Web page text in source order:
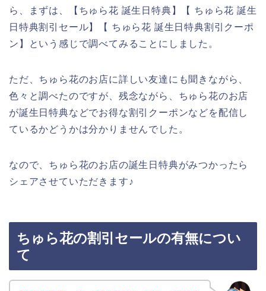
ら、まずは、【ちゅら花 誕生日特典】【 ちゅら花 誕生
日特典割引セール】【 ちゅら花 誕生日特典割引クーポ
ン】という感じで調べてみることにしました。
ただ、ちゅら花のお店に詳しい友達にも聞きながら、
色々と調べたのですが、残念ながら、ちゅら花のお店
が誕生日特典などでお得な割引クーポンなどを配信し
ているかどうかは分かりませんでした。
なので、ちゅら花のお店の誕生日特典がみつかったら
シェアさせていただきます♪
ちゅら花の割引セールの有無につい
て